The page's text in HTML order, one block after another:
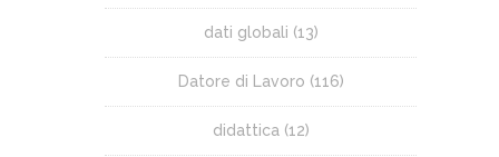
dati globali (13)
Datore di Lavoro (116)
didattica (12)